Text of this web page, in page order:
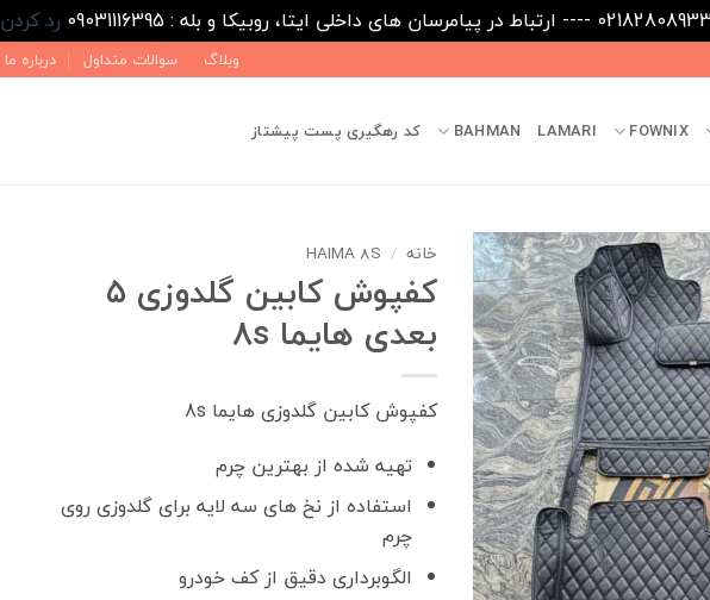
رد کردن
وبلاگ سوالات متداول درباره ما
FOWNIX
LAMARI
BAHMAN کد رهگیری پست پیشتاز
خانه /
HAIMA 8S
کفپوش کابین گلدوزی ۵
بعدی هایما 8s
کفپوش کابین گلدوزی هایما 8s
تهیه شده از بهترین چرم
استفاده از نخ های سه لایه برای گلدوزی روی
چرم
الگوبرداری دقیق از کف خودرو